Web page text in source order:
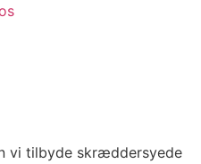
vi tilbyde skræddersyede